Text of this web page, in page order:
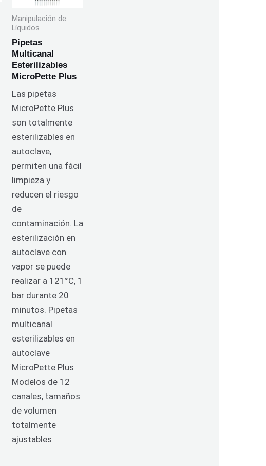
Manipulación de
Líquidos
Pipetas
Multicanal
Esterilizables
MicroPette Plus
Las pipetas
MicroPette Plus
son totalmente
esterilizables en
autoclave,
permiten una fácil
limpieza y
reducen el riesgo
de
contaminación. La
esterilización en
autoclave con
vapor se puede
realizar a 121°C, 1
bar durante 20
minutos. Pipetas
multicanal
esterilizables en
autoclave
MicroPette Plus
Modelos de 12
canales, tamaños
de volumen
totalmente
ajustables